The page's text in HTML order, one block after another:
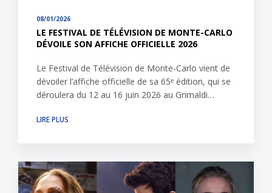
08/01/2026
LE FESTIVAL DE TÉLÉVISION DE MONTE-CARLO
DÉVOILE SON AFFICHE OFFICIELLE 2026
Le Festival de Télévision de Monte-Carlo vient de
dévoiler l’affiche officielle de sa 65ᵉ édition, qui se
déroulera du 12 au 16 juin 2026 au Grimaldi…
LIRE PLUS